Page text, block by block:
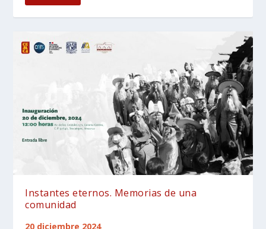
Instantes eternos. Memorias de una
comunidad
20 diciembre 2024